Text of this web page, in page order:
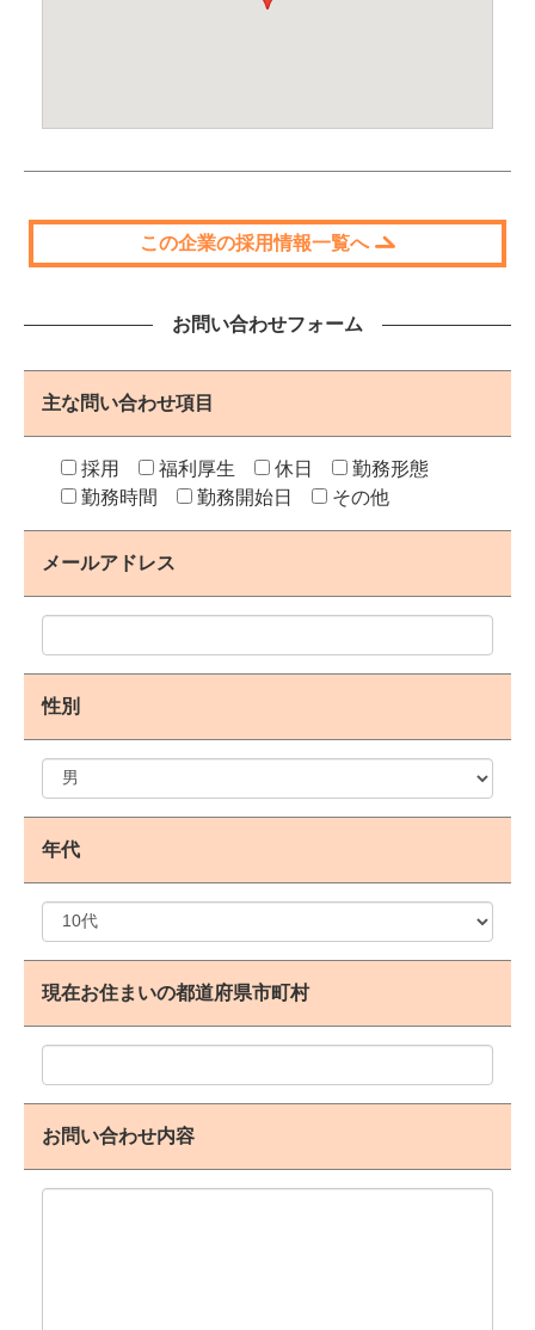
この企業の採用情報一覧へ
お問い合わせフォーム
主な問い合わせ項目
採用 福利厚生 休日
勤務形態
勤務時間
勤務開始日 その他
メールアドレス
性別
年代
現在お住まいの都道府県市町村
お問い合わせ内容